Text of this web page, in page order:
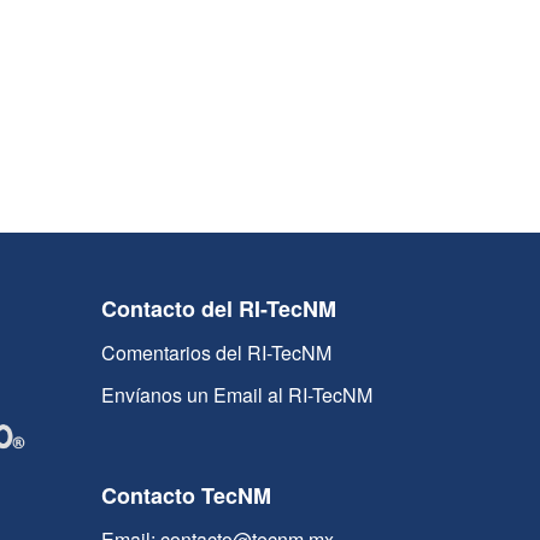
Contacto del RI-TecNM
Comentarios del RI-TecNM
Envíanos un Email al RI-TecNM
Contacto TecNM